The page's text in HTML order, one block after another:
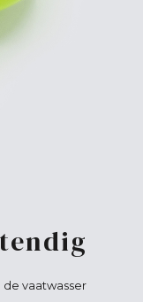
de vaatwasser